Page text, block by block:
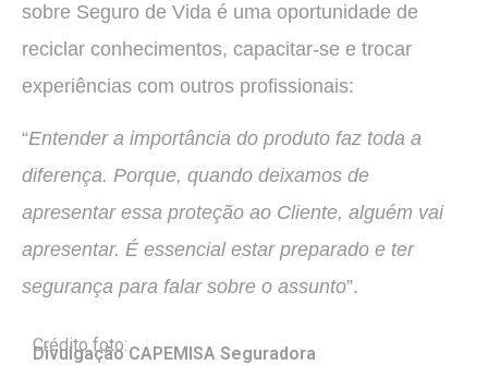
sobre Seguro de Vida é uma oportunidade de
reciclar conhecimentos, capacitar-se e trocar
experiências com outros profissionais:
“Entender a importância do produto faz toda a
diferença. Porque, quando deixamos de
apresentar essa proteção ao Cliente, alguém vai
apresentar. É essencial estar preparado e ter
segurança para falar sobre o assunto”.
Crédito foto:
Divulgação CAPEMISA Seguradora